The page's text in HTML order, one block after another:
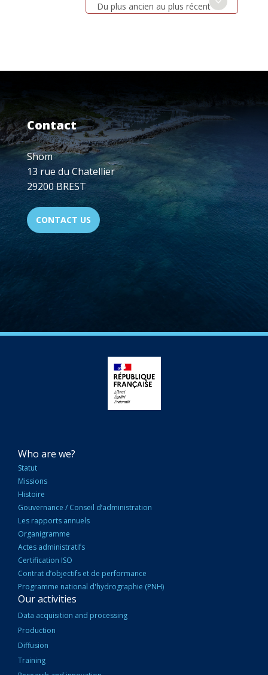
Du plus ancien au plus récent
Contact
Shom
13 rue du Chatellier
29200 BREST
CONTACT US
NAVIGATION
PRINCIPALE
Who are we?
Statut
Missions
Histoire
Gouvernance / Conseil d’administration
Les rapports annuels
Organigramme
Actes administratifs
Certification ISO
Contrat d’objectifs et de performance
Programme national d'hydrographie (PNH)
Our activities
Data acquisition and processing
Production
Diffusion
Training